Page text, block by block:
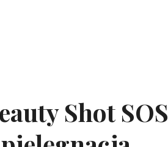
Shot SOS